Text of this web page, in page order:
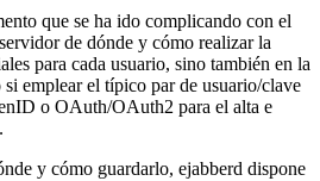
que se ha ido complicando con el
de dónde y cómo realizar la
para cada usuario, sino también en la
emplear el típico par de usuario/clave
o OAuth/OAuth2 para el alta e
y cómo guardarlo, ejabberd dispone